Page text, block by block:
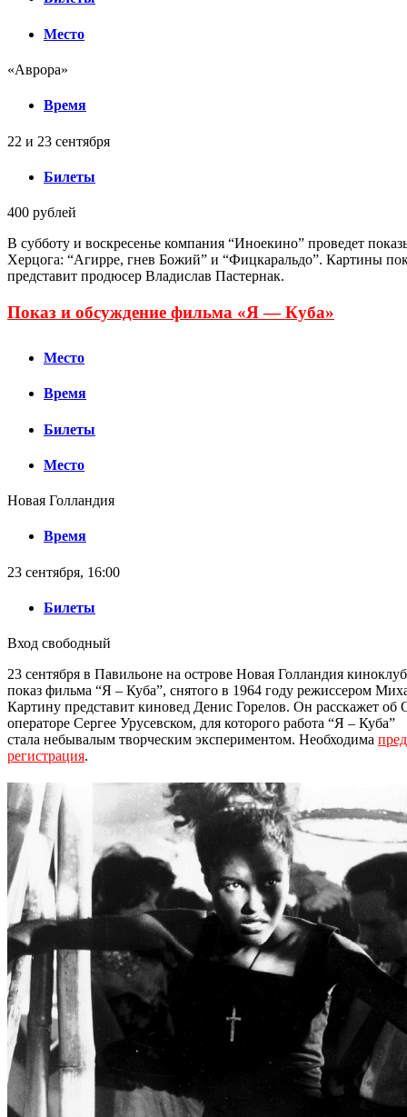
Место
«Аврора»
Время
22 и 23 сентября
Билеты
400 рублей
В субботу и воскресенье компания “Иноекино” проведет
Херцога: “Агирре, гнев Божий” и “Фицкаральдо”. Картины
представит продюсер Владислав Пастернак.
Показ и обсуждение фильма «Я — Куба»
Место
Время
Билеты
Место
Новая Голландия
Время
23 сентября, 16:00
Билеты
Вход свободный
23 сентября в Павильоне на острове Новая Голландия
показ фильма “Я – Куба”, снятого в 1964 году режиссером
Картину представит киновед Денис Горелов. Он расскажет об
операторе Сергее Урусевском, для которого работа “Я – Куба”
стала небывалым творческим экспериментом. Необходима
регистрация.